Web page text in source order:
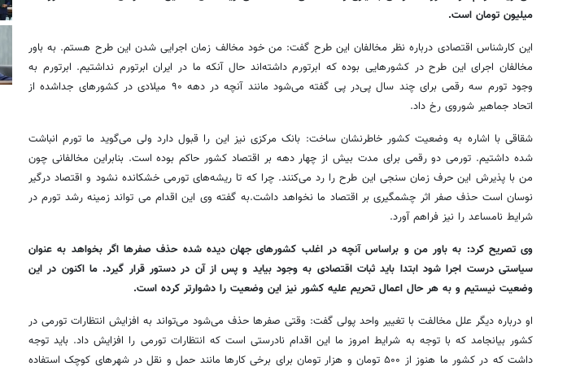
میلیون تومان است.
این کارشناس اقتصادی درباره نظر مخالفان این طرح گفت: من خود مخالف زمان اجرایی شدن این طرح هستم. به باور
مخالفان اجرای این طرح در کشورهایی بوده که ابرتورم داشته‌اند حال آنکه ما در ایران ابرتورم نداشتیم. ابرتورم به
وجود تورم سه رقمی برای چند سال پی‌در پی گفته می‌شود مانند آنچه در دهه ۹۰ میلادی در کشورهای جداشده از
اتحاد جماهیر شوروی رخ داد.
شقاقی با اشاره به وضعیت کشور خاطرنشان ساخت: بانک مرکزی نیز این را قبول دارد ولی می‌گوید ما تورم انباشت
شده داشتیم. تورمی دو رقمی برای مدت بیش از چهار دهه بر اقتصاد کشور حاکم بوده است. بنابراین مخالفانی چون
من با پذیرش این حرف زمان سنجی این طرح را رد می‌کنند. چرا که تا ریشه‌های تورمی خشکانده نشود و اقتصاد درگیر
نوسان است حذف صفر اثر چشمگیری بر اقتصاد ما نخواهد داشت.به گفته وی این اقدام می تواند زمینه رشد تورم در
شرایط نامساعد را نیز فراهم آورد.
وی تصریح کرد: به باور من و براساس آنچه در اغلب کشورهای جهان دیده شده حذف صفرها اگر بخواهد به عنوان
سیاستی درست اجرا شود ابتدا باید ثبات اقتصادی به وجود بیاید و پس از آن در دستور قرار گیرد. ما اکنون در این
وضعیت نیستیم و به هر حال اعمال تحریم علیه کشور نیز این وضعیت را دشوارتر کرده است.
او درباره دیگر علل مخالفت با تغییر واحد پولی گفت: وقتی صفرها حذف می‌شود می‌تواند به افزایش انتظارات تورمی در
کشور بیانجامد که با توجه به شرایط امروز ما این اقدام نادرستی است که انتظارات تورمی را افزایش داد. باید توجه
داشت که در کشور ما هنوز از ۵۰۰ تومان و هزار تومان برای برخی کارها مانند حمل و نقل در شهرهای کوچک استفاده